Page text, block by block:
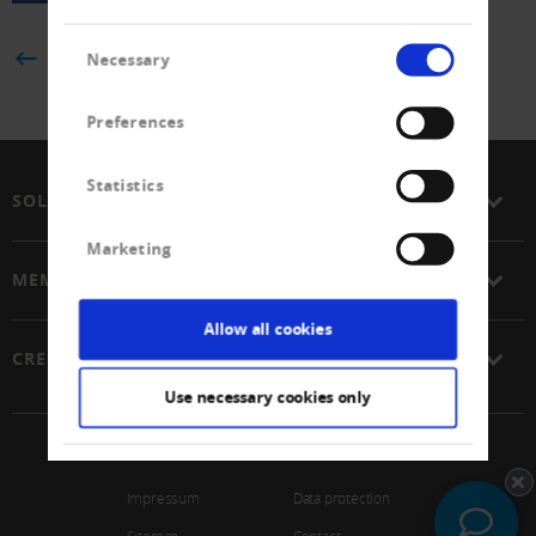
Selection
Necessary
Preferences
Statistics
Marketing
Allow all cookies
Use necessary cookies only
BACK
SOLUTIONS
MEMBERSHIP
CREDITREFORM
© 2026 Schweizerischer Verband Creditreform Gen
Impressum
Data protection